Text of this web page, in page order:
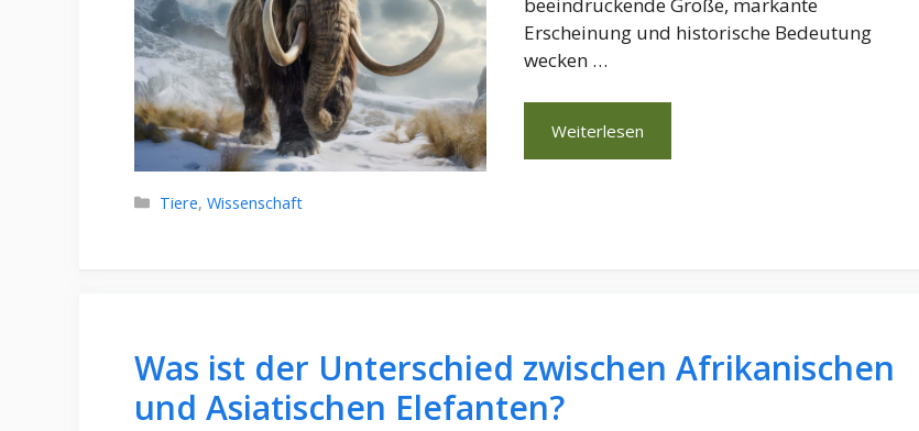
beeindruckende Größe, markante
Erscheinung und historische Bedeutung
wecken …
Weiterlesen
Kategorien
Tiere,Wissenschaft
Was ist der Unterschied zwischen Afrikanischen
und Asiatischen Elefanten?